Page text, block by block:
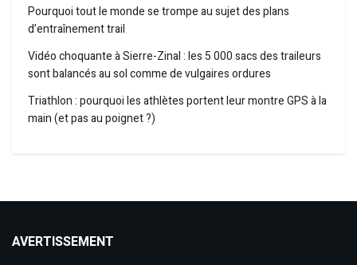
Pourquoi tout le monde se trompe au sujet des plans
d’entraînement trail
Vidéo choquante à Sierre-Zinal : les 5 000 sacs des traileurs
sont balancés au sol comme de vulgaires ordures
Triathlon : pourquoi les athlètes portent leur montre GPS à la
main (et pas au poignet ?)
AVERTISSEMENT